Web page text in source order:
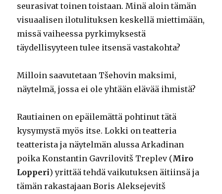
seurasivat toinen toistaan. Minä aloin tämän
visuaalisen ilotulituksen keskellä miettimään,
missä vaiheessa pyrkimyksestä
täydellisyyteen tulee itsensä vastakohta?
Milloin saavutetaan Tšehovin maksimi,
näytelmä, jossa ei ole yhtään elävää ihmistä?
Rautiainen on epäilemättä pohtinut tätä
kysymystä myös itse. Lokki on teatteria
teatterista ja näytelmän alussa Arkadinan
poika Konstantin Gavrilovitš Treplev (Miro
Lopperi) yrittää tehdä vaikutuksen äitiinsä ja
tämän rakastajaan Boris Aleksejevitš